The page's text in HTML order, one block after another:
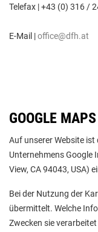
Telefax | +43 (0) 316 /
E-Mail |office@dfh.at
GOOGLE
Auf unserer Website
Unternehmens Google
View, CA 94043, USA)
Bei der Nutzung der
übermittelt. Welche
Zwecken sie